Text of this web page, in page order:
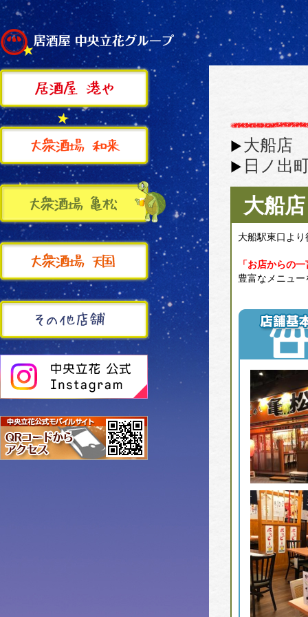
大船店
日ノ出
大船店
大船駅東口よ
「お店からの
豊富なメニュ